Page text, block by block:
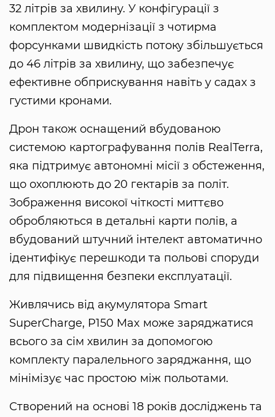
32 літрів за хвилину. У конфігурації з
комплектом модернізації з чотирма
форсунками швидкість потоку збільшується
до 46 літрів за хвилину, що забезпечує
ефективне обприскування навіть у садах з
густими кронами.
Дрон також оснащений вбудованою
системою картографування полів RealTerra,
яка підтримує автономні місії з обстеження,
що охоплюють до 20 гектарів за політ.
Зображення високої чіткості миттєво
обробляються в детальні карти полів, а
вбудований штучний інтелект автоматично
ідентифікує перешкоди та польові споруди
для підвищення безпеки експлуатації.
Живлячись від акумулятора Smart
SuperCharge, P150 Max може заряджатися
всього за сім хвилин за допомогою
комплекту паралельного заряджання, що
мінімізує час простою між польотами.
Створений на основі 18 років досліджень та